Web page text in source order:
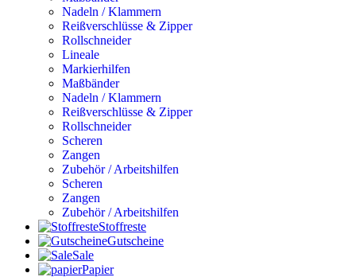
Nadeln / Klammern
Reißverschlüsse & Zipper
Rollschneider
Lineale
Markierhilfen
Maßbänder
Nadeln / Klammern
Reißverschlüsse & Zipper
Rollschneider
Scheren
Zangen
Zubehör / Arbeitshilfen
Scheren
Zangen
Zubehör / Arbeitshilfen
Stoffreste
Gutscheine
Sale
Papier